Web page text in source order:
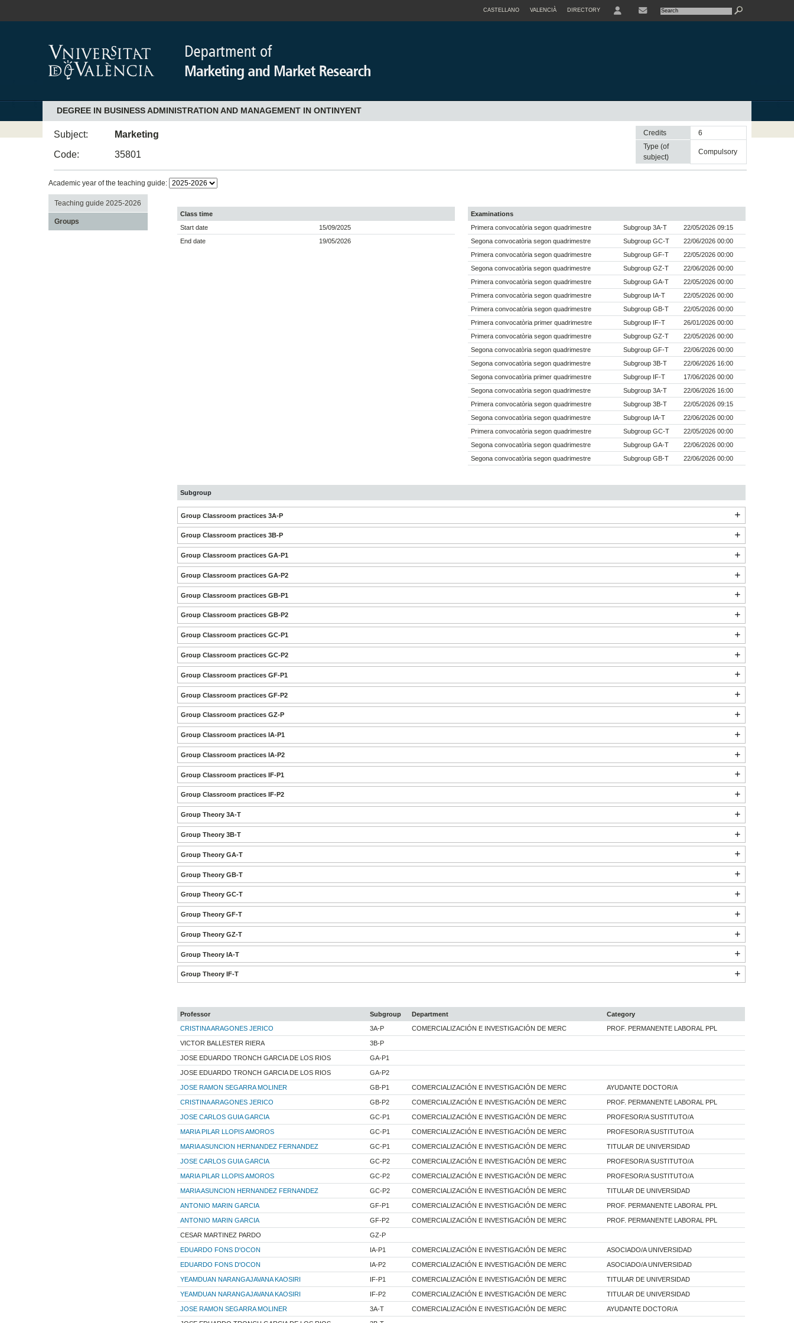
CASTELLANO VALENCIÀ DIRECTORY
DEGREE IN BUSINESS ADMINISTRATION AND MANAGEMENT IN ONTINYENT
Subject:
Marketing
Code:
35801
Credits
6
Type (of
subject)
compulsory
Academic year of the teaching guide:
Teaching guide 2025-2026
Groups
Class time
Start date
15/09/2025
End date
19/05/2026
Examinations
Primera convocatòria segon quadrimestre
Subgroup 3A-T
22/05/2026 09:15
Segona convocatòria segon quadrimestre
Subgroup GC-T
22/06/2026 00:00
Primera convocatòria segon quadrimestre
Subgroup GF-T
22/05/2026 00:00
Segona convocatòria segon quadrimestre
Subgroup GZ-T
22/06/2026 00:00
Primera convocatòria segon quadrimestre
Subgroup GA-T
22/05/2026 00:00
Primera convocatòria segon quadrimestre
Subgroup IA-T
22/05/2026 00:00
Primera convocatòria segon quadrimestre
Subgroup GB-T
22/05/2026 00:00
Primera convocatòria primer quadrimestre
Subgroup IF-T
26/01/2026 00:00
Primera convocatòria segon quadrimestre
Subgroup GZ-T
22/05/2026 00:00
Segona convocatòria segon quadrimestre
Subgroup GF-T
22/06/2026 00:00
Segona convocatòria segon quadrimestre
Subgroup 3B-T
22/06/2026 16:00
Segona convocatòria primer quadrimestre
Subgroup IF-T
17/06/2026 00:00
Segona convocatòria segon quadrimestre
Subgroup 3A-T
22/06/2026 16:00
Primera convocatòria segon quadrimestre
Subgroup 3B-T
22/05/2026 09:15
Segona convocatòria segon quadrimestre
Subgroup IA-T
22/06/2026 00:00
Primera convocatòria segon quadrimestre
Subgroup GC-T
22/05/2026 00:00
Segona convocatòria segon quadrimestre
Subgroup GA-T
22/06/2026 00:00
Segona convocatòria segon quadrimestre
Subgroup GB-T 22/06/2026 00:00
Subgroup
Group Classroom practices 3A-P
Group Classroom practices 3B-P
Group Classroom practices GA-P1
Group Classroom practices GA-P2
Group Classroom practices GB-P1
Group Classroom practices GB-P2
Group Classroom practices GC-P1
Group Classroom practices GC-P2
Group Classroom practices GF-P1
Group Classroom practices GF-P2
Group Classroom practices GZ-P
Group Classroom practices IA-P1
Group Classroom practices IA-P2
Group Classroom practices IF-P1
Group Classroom practices IF-P2
Group Theory 3A-T
Group Theory 3B-T
Group Theory GA-T
Group Theory GB-T
Group Theory GC-T
Group Theory GF-T
Group Theory GZ-T
Group Theory IA-T
Group Theory IF-T
Professor Subgroup Department
Category
CRISTINA ARAGONES JERICO
3A-P COMERCIALIZACIÓN E INVESTIGACIÓN DE MERC PROF. PERMANENTE LABORAL PPL
VICTOR BALLESTER RIERA 3B-P
JOSE EDUARDO TRONCH GARCIA DE LOS RIOS GA-P1
JOSE EDUARDO TRONCH GARCIA DE LOS RIOS GA-P2
JOSE RAMON SEGARRA MOLINER GB-P1 COMERCIALIZACIÓN E INVESTIGACIÓN DE MERC AYUDANTE DOCTOR/A
CRISTINA ARAGONES JERICO GB-P2 COMERCIALIZACIÓN E INVESTIGACIÓN DE MERC PROF. PERMANENTE LABORAL PPL
JOSE CARLOS GUIA GARCIA GC-P1 COMERCIALIZACIÓN E INVESTIGACIÓN DE MERC PROFESOR/A SUSTITUTO/A
MARIA PILAR LLOPIS AMOROS GC-P1 COMERCIALIZACIÓN E INVESTIGACIÓN DE MERC PROFESOR/A SUSTITUTO/A
MARIA ASUNCION HERNANDEZ FERNANDEZ GC-P1 COMERCIALIZACIÓN E INVESTIGACIÓN DE MERC TITULAR DE UNIVERSIDAD
JOSE CARLOS GUIA GARCIA GC-P2 COMERCIALIZACIÓN E INVESTIGACIÓN DE MERC PROFESOR/A SUSTITUTO/A
MARIA PILAR LLOPIS AMOROS GC-P2 COMERCIALIZACIÓN E INVESTIGACIÓN DE MERC PROFESOR/A SUSTITUTO/A
MARIA ASUNCION HERNANDEZ FERNANDEZ GC-P2 COMERCIALIZACIÓN E INVESTIGACIÓN DE MERC TITULAR DE UNIVERSIDAD
ANTONIO MARIN GARCIA GF-P1 COMERCIALIZACIÓN E INVESTIGACIÓN DE MERC PROF. PERMANENTE LABORAL PPL
ANTONIO MARIN GARCIA GF-P2 COMERCIALIZACIÓN E INVESTIGACIÓN DE MERC PROF. PERMANENTE LABORAL PPL
CESAR MARTINEZ PARDO GZ-P
EDUARDO FONS D'OCON IA-P1 COMERCIALIZACIÓN E INVESTIGACIÓN DE MERC ASOCIADO/A UNIVERSIDAD
EDUARDO FONS D'OCON IA-P2 COMERCIALIZACIÓN E INVESTIGACIÓN DE MERC ASOCIADO/A UNIVERSIDAD
YEAMDUAN NARANGAJAVANA KAOSIRI IF-P1 COMERCIALIZACIÓN E INVESTIGACIÓN DE MERC TITULAR DE UNIVERSIDAD
YEAMDUAN NARANGAJAVANA KAOSIRI IF-P2 COMERCIALIZACIÓN E INVESTIGACIÓN DE MERC TITULAR DE UNIVERSIDAD
JOSE RAMON SEGARRA MOLINER 3A-T COMERCIALIZACIÓN E INVESTIGACIÓN DE MERC AYUDANTE DOCTOR/A